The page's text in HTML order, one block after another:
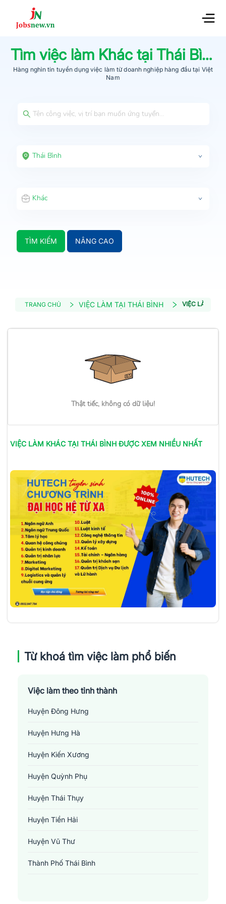
Tìm việc làm Khác tạiThái Bình
Hàng nghìn tin tuyển dụng việc làm từdoanh nghiệp hàng đầu tại Việt
Nam
Thái Bình
Khác
TÌM KIẾM NÂNG CAO
TRANG CHỦ VIỆC LÀM TẠI THÁI BÌNH VIỆC LÀM
Thật tiếc, không có dữ liệu!
VIỆC LÀM KHÁC TẠI THÁI BÌNH ĐƯỢC XEM NHIỀU NHẤT
Từ khoá tìm việc làm phổ biến
Việc làm theo tỉnh thành
Huyện Đông Hưng
Huyện Hưng Hà
Huyện Kiến Xương
Huyện Quỳnh Phụ
Huyện Thái Thụy
Huyện Tiền Hải
Huyện Vũ Thư
Thành Phố Thái Bình